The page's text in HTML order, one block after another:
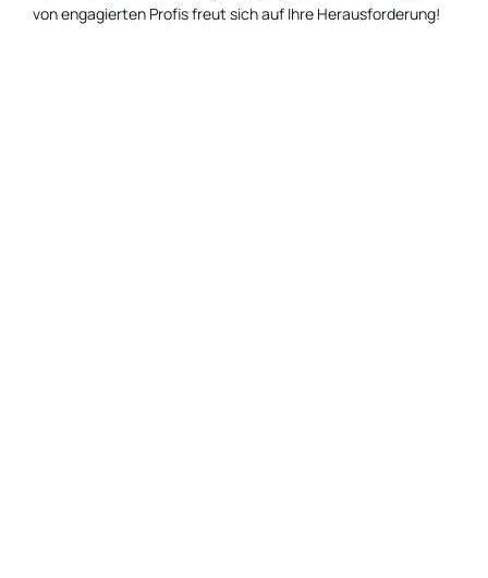
von engagierten Profis freut sich auf Ihre Herausforderung!